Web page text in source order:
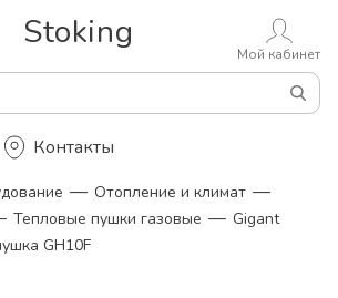
Stoking
Мой кабинет
Контакты
— Отопление и климат —
Тепловые пушки газовые — Gigant
GH10F